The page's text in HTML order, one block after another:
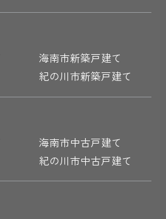
海南市新築戸建て
紀の川市新築戸建て
海南市中古戸建て
紀の川市中古戸建て